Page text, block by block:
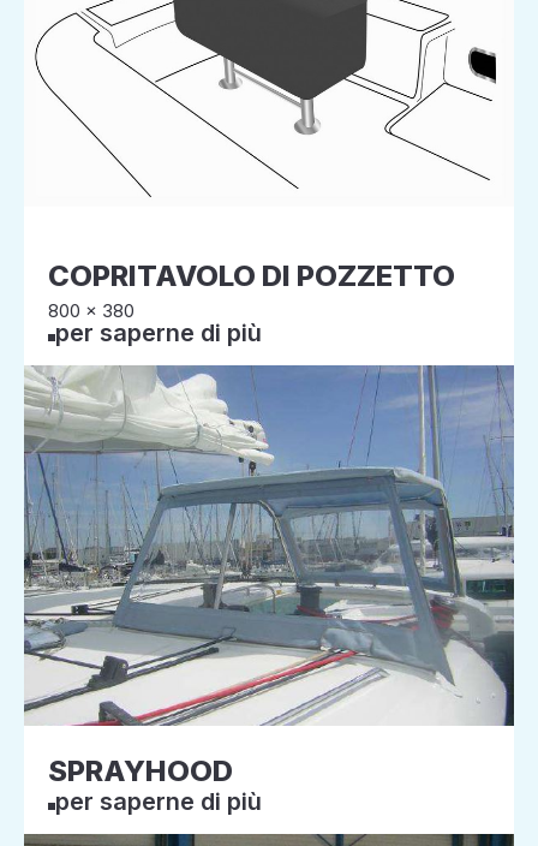
COPRITAVOLO DI POZZETTO
800 x 380
per saperne di più
SPRAYHOOD
per saperne di più